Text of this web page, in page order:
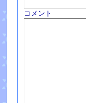
コメント